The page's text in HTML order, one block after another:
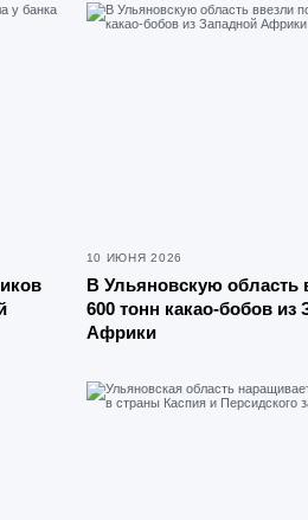
10 ИЮНЯ 2026
В Ульяновскую область
600 тонн какао-бобов из
Африки